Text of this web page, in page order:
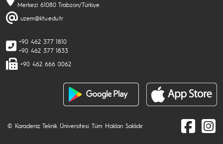
Merkezi 61080 Trabzon/Türkiye
uzem@ktu.edu.tr
+90 462 377 1810
+90 462 377 1833
+90 462 666 0062
© Karadeniz Teknik Üniversitesi. Tüm Hakları Saklıdır